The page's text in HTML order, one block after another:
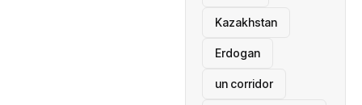
Kazakhstan
Erdogan
un corridor